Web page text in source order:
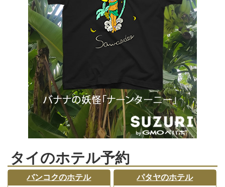
タイのホテル予約
バンコクのホテル パタヤのホテル